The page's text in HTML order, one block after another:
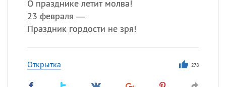
О празднике летит молва!
23 февраля —
Праздник гордости не зря!
Открытка 278
Посмотреть значениеи
происхождение